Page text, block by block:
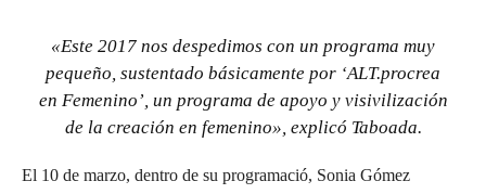
«Este 2017 nos despedimos con un programa muy
pequeño, sustentado básicamente por ‘ALT.procrea
en Femenino’, un programa de apoyo y visivilización
de la creación en femenino», explicó Taboada.
El 10 de marzo, dentro de su programació, Sonia Gómez